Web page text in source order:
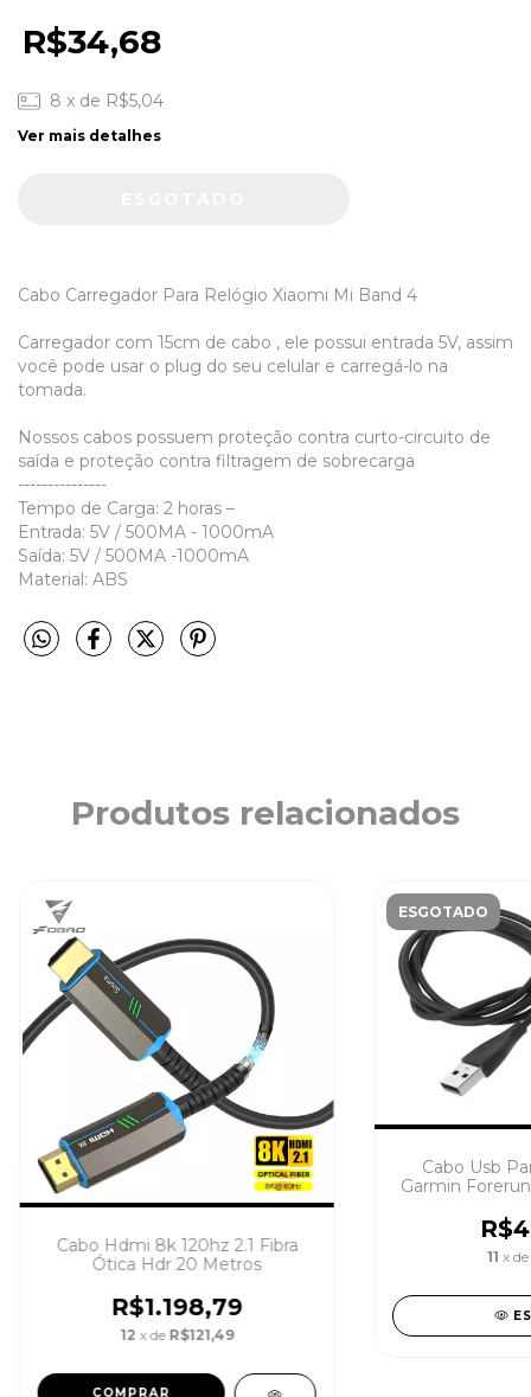
R$34,68
8 x de R$5,04
Ver mais detalhes
Cabo Carregador Para Relógio Xiaomi Mi Band 4
Carregador com 15cm de cabo , ele possui entrada 5V, assim
você pode usar o plug do seu celular e carregá-lo na
tomada.
Nossos cabos possuem proteção contra curto-circuito de
saída e proteção contra filtragem de sobrecarga
---------------
Tempo de Carga: 2 horas –
Entrada: 5V / 500MA - 1000mA
Saída: 5V / 500MA -1000mA
Material: ABS
Produtos relacionados
Cabo Hdmi 8k 120hz 2.1 Fibra
Ótica Hdr 20 Metros
R$1.198,79
12 x de R$121,49
ESGOTADO
Cabo Usb
Garmin
11 x de